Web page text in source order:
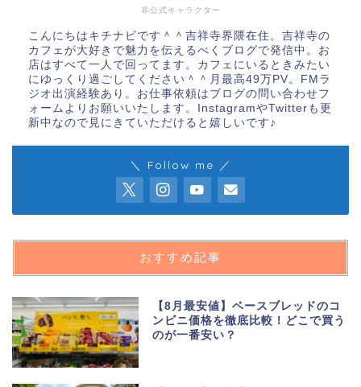
非公式キャラクター
こんにちはキチナビです＾＾吉祥寺界隈在住。吉祥寺の
カフェが大好きで魅力を伝えるべくブログで発信中。お
店はすべて一人で回ってます。カフェにいるときみたい
にゆっくり過ごしてください＾＾月最高49万PV。FMラ
ジオ出演経験あり。お仕事依頼はブログの問い合わせフ
ォームよりお願いいたします。InstagramやTwitterも更
新中なので見にきていただけると嬉しいです♪
＼ Follow me ／
おすすめ記事
【8月最安値】ベースブレッドのコ
ンビニ価格を徹底比較！どこで買う
のが一番安い？